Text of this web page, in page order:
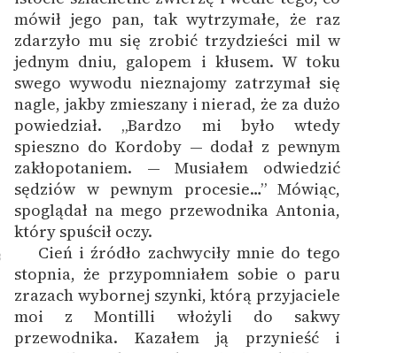
mówił jego pan, tak wytrzymałe, że raz
zdarzyło mu się zrobić trzydzieści mil w
jednym dniu, galopem i kłusem. W toku
swego wywodu nieznajomy zatrzymał się
nagle, jakby zmieszany i nierad, że za dużo
powiedział. „Bardzo mi było wtedy
spieszno do Kordoby — dodał z pewnym
zakłopotaniem. — Musiałem odwiedzić
sędziów w pewnym procesie…” Mówiąc,
spoglądał na mego przewodnika Antonia,
który spuścił oczy.
Cień i źródło zachwyciły mnie do tego
stopnia, że przypomniałem sobie o paru
zrazach wybornej szynki, którą przyjaciele
moi z Montilli włożyli do sakwy
przewodnika. Kazałem ją przynieść i